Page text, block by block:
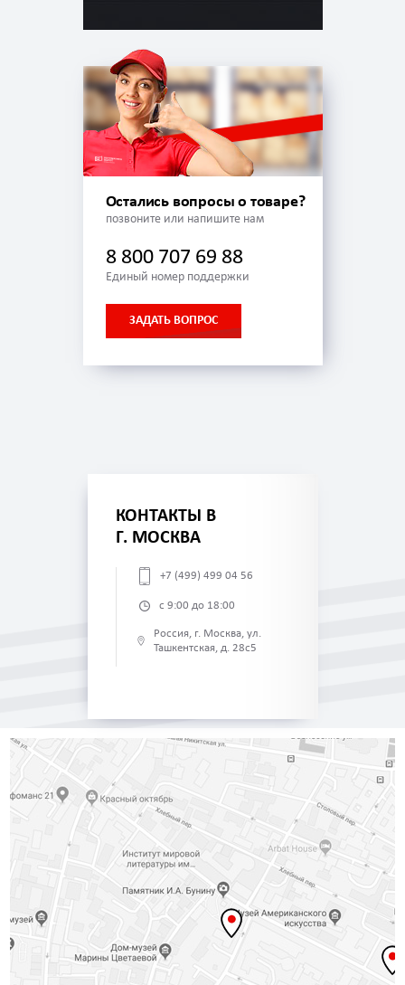
Остались вопросы о товаре?
позвоните или напишите нам
8 800 707 69 88
Единый номер поддержки
ЗАДАТЬ ВОПРОС
КОНТАКТЫ В
Г. МОСКВА
+7 (499) 499 04 56
с 9:00 до 18:00
Россия, г. Москва, ул.
Ташкентская, д. 28с5